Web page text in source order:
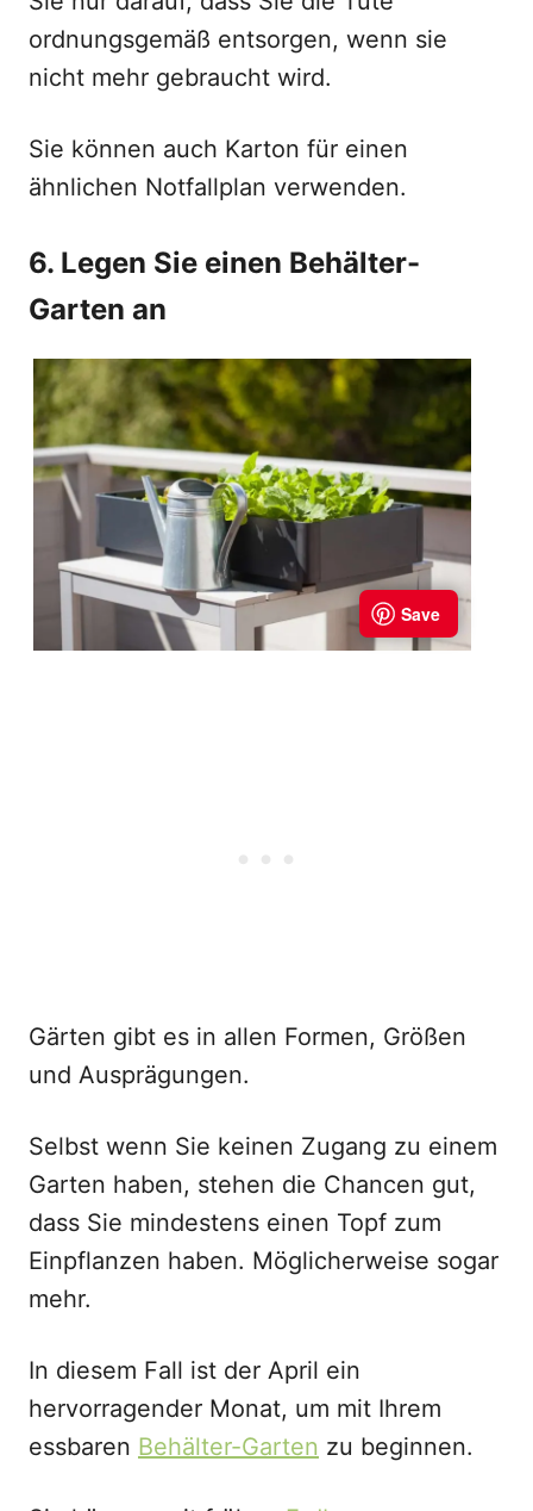
ordnungsgemäß entsorgen, wenn sie
nicht mehr gebraucht wird.
Sie können auch Karton für einen
ähnlichen Notfallplan verwenden.
6. Legen Sie einen Behälter-
Garten an
Gärten gibt es in allen Formen, Größen
und Ausprägungen.
Selbst wenn Sie keinen Zugang zu einem
Garten haben, stehen die Chancen gut,
dass Sie mindestens einen Topf zum
Einpflanzen haben. Möglicherweise sogar
mehr.
In diesem Fall ist der April ein
hervorragender Monat, um mit Ihrem
essbaren Behälter-Garten zu beginnen.